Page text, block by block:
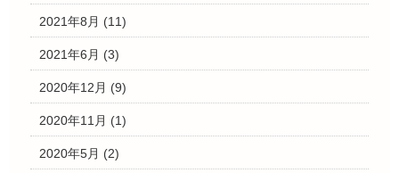
2021年8月 (11)
2021年6月 (3)
2020年12月 (9)
2020年11月 (1)
2020年5月 (2)